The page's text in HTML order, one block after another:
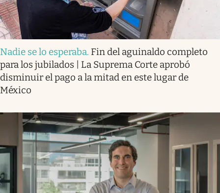
Nadie se lo esperaba. Fin del aguinaldo completo
para los jubilados | La Suprema Corte aprobó
disminuir el pago a la mitad en este lugar de
México